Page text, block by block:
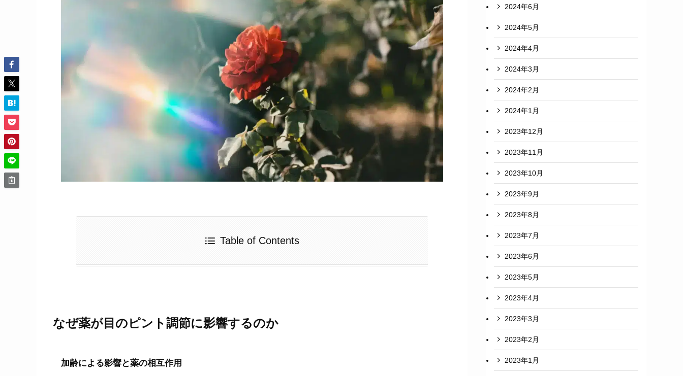
Table of Contents
なぜ薬が目のピント調節に影響するのか
加齢による影響と薬の相互作用
2024年6月
2024年5月
2024年4月
2024年3月
2024年2月
2024年1月
2023年12月
2023年11月
2023年10月
2023年9月
2023年8月
2023年7月
2023年6月
2023年5月
2023年4月
2023年3月
2023年2月
2023年1月